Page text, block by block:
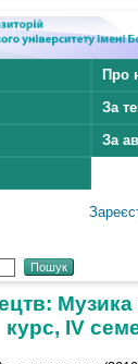
Про
За
За
Музика
курс, IV